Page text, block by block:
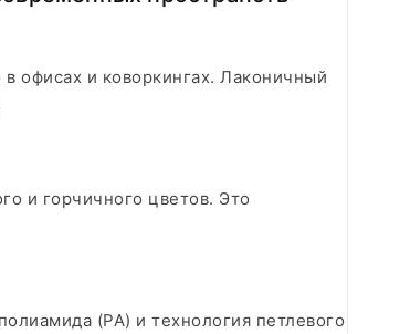
офисах и коворкингах. Лаконичный
и горчичного цветов. Это
(PA) и технология петлевого